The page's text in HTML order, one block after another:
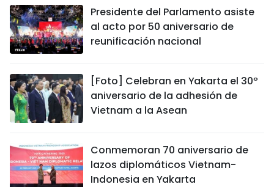
TIẾNG VIỆT
中文
FRANÇAIS
РУССКИЙ
Presidente del Parlamento asiste
al acto por 50 aniversario de
reunificación nacional
[Foto] Celebran en Yakarta el 30º
aniversario de la adhesión de
Vietnam a la Asean
Conmemoran 70 aniversario de
lazos diplomáticos Vietnam-
Indonesia en Yakarta